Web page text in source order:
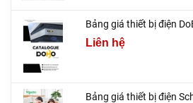
Bảng giá thiết bị điện
Liên hệ
Bảng giá thiết bị điện